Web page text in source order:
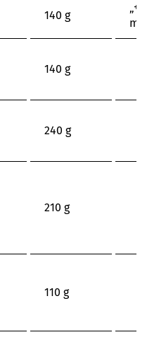
140 g
140 g
240 g
210 g
110 g